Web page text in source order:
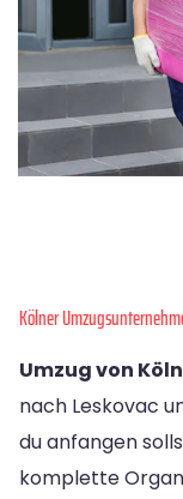
Kölner
Umzug von
nach Leskovac
du anfangen
komplette